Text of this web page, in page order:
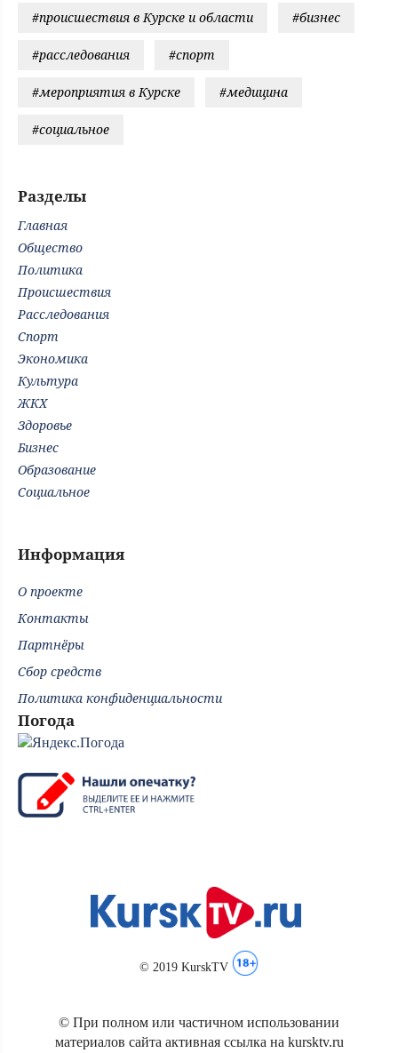
#происшествия в Курске и области #бизнес
#расследования #спорт
#мероприятия в Курске #медицина
#социальное
Разделы
Главная
Общество
Политика
Происшествия
Расследования
Спорт
Экономика
Культура
ЖКХ
Здоровье
Бизнес
Образование
Социальное
Информация
О проекте
Контакты
Партнёры
Сбор средств
Политика конфиденциальности
Погода
© 2019 KurskTV
© При полном или частичном использовании
материалов сайта активная ссылка на kursktv.ru